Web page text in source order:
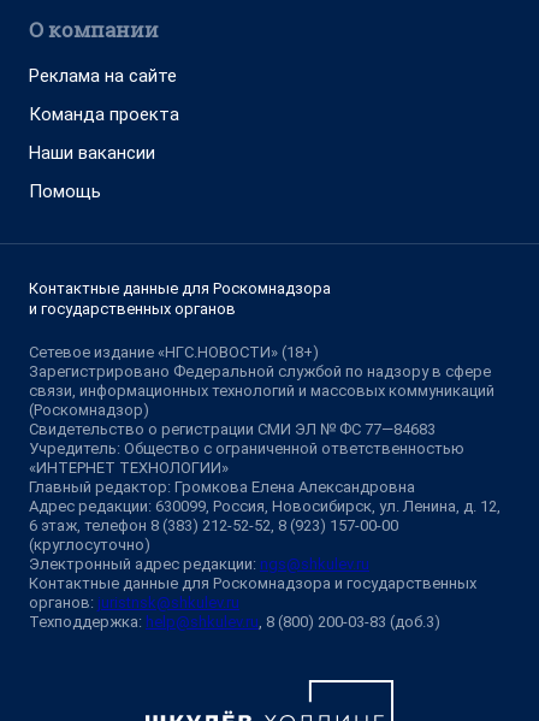
О компании
Реклама на сайте
Команда проекта
Наши вакансии
Помощь
Контактные данные для Роскомнадзора
и государственных органов
Сетевое издание «НГС.НОВОСТИ» (18+)
Зарегистрировано Федеральной службой по надзору в сфере
связи, информационных технологий и массовых коммуникаций
(Роскомнадзор)
Свидетельство о регистрации СМИ ЭЛ № ФС 77—84683
Учредитель: Общество с ограниченной ответственностью
«ИНТЕРНЕТ ТЕХНОЛОГИИ»
Главный редактор: Громкова Елена Александровна
Адрес редакции: 630099, Россия, Новосибирск, ул. Ленина, д. 12,
6 этаж, телефон 8 (383) 212-52-52, 8 (923) 157-00-00
(круглосуточно)
Электронный адрес редакции: ngs@shkulev.ru
Контактные данные для Роскомнадзора и государственных
органов: juristnsk@shkulev.ru
Техподдержка: help@shkulev.ru , 8 (800) 200-03-83 (доб.3)